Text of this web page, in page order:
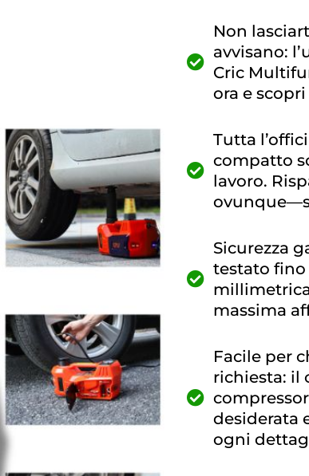
Non
avvisano:
Cric
ora e
Tutta
compatto
lavoro.
Sicurezza
testato fino
massima
Facile per
richiesta: il
desiderata
ogni